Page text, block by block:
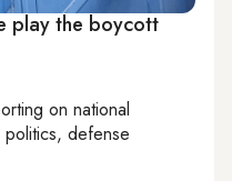
play the boycott
on national
politics, defense